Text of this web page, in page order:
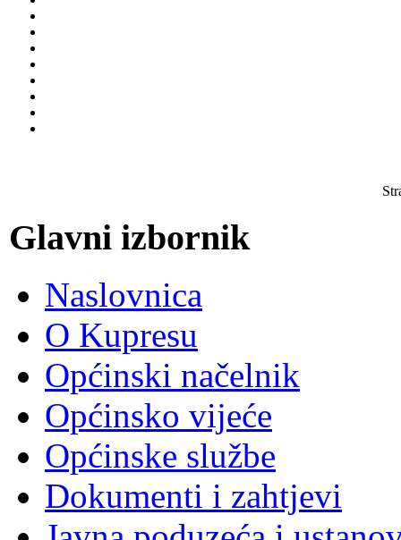
Glavni izbornik
Naslovnica
O Kupresu
Općinski načelnik
Općinsko vijeće
Općinske službe
Dokumenti i zahtjevi